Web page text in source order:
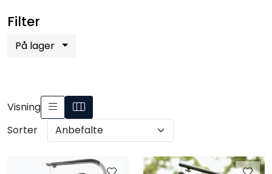
Filter
På lager
Visning
Sorter